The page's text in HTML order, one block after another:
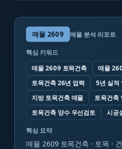
매물 2609 매물 분석 리포트
핵심 키워드
매물 2609 토목건축
매물
토목건축 26년 업력
5년 실적
지방 토목건축 매물
토목건축
토목건축 양수 우선검토
시공
핵심 요약
매물 2609 토목건축 · 토목 ·